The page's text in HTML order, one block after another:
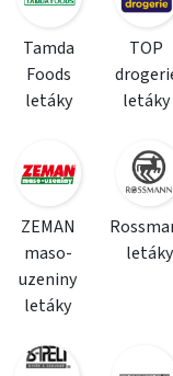
Tamda
Foods
letáky
TOP
letáky
ZEMAN
maso-
uzeniny
letáky
letáky